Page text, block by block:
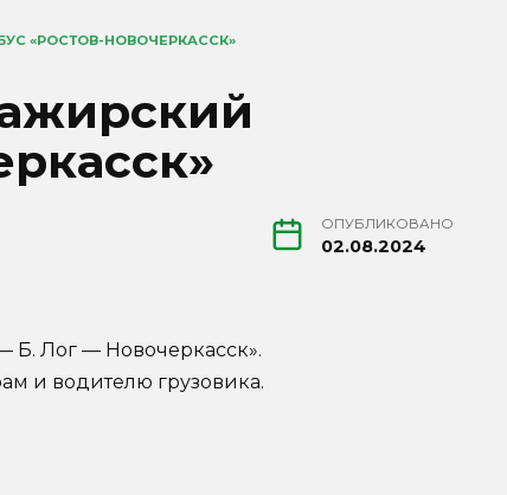
«РОСТОВ-НОВОЧЕРКАССК»
ОПУБЛИКОВАНО
02.08.2024
Б. Лог — Новочеркасск».
и водителю грузовика.